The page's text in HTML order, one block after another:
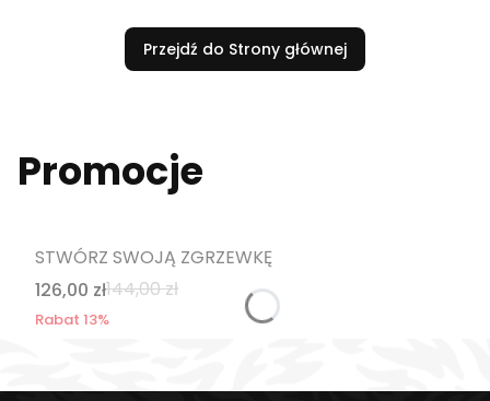
Przejdź do Strony głównej
Promocje
STWÓRZ SWOJĄ ZGRZEWKĘ
126,00 zł144,00 zł
Rabat 13%